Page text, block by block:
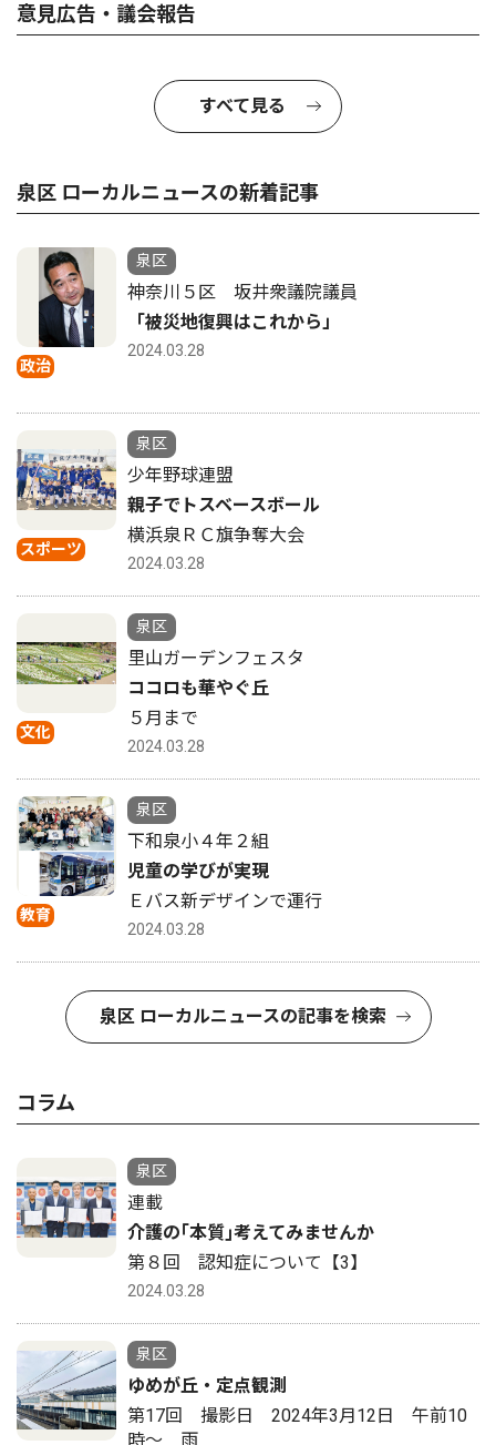
意見広告・議会報告
すべて見る
泉区 ローカルニュースの新着記事
政治
泉区
神奈川５区 坂井衆議院議員
「被災地復興はこれから」
2024.03.28
スポーツ
泉区
少年野球連盟
親子でトスベースボール
横浜泉ＲＣ旗争奪大会
2024.03.28
文化
泉区
里山ガーデンフェスタ
ココロも華やぐ丘
５月まで
2024.03.28
教育
泉区
下和泉小４年２組
児童の学びが実現
Ｅバス新デザインで運行
2024.03.28
泉区 ローカルニュースの記事を検索
コラム
泉区
連載
介護の｢本質｣考えてみませんか
第８回 認知症について【3】
2024.03.28
泉区
ゆめが丘・定点観測
第17回 撮影日 2024年3月12日 午前10
時〜 雨